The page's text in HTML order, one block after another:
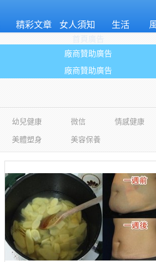
精彩文章 女人須知 生活
廠商贊助廣告
廠商贊助廣告
幼兒健康 微信 情感健康
美體塑身 美容保養